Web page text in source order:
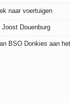
naar voertuigen
Douenburg
BSO Donkies aan